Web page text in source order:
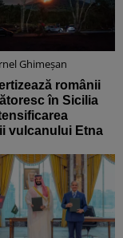
Ghimeșan
românii
în Sicilia
vulcanului Etna